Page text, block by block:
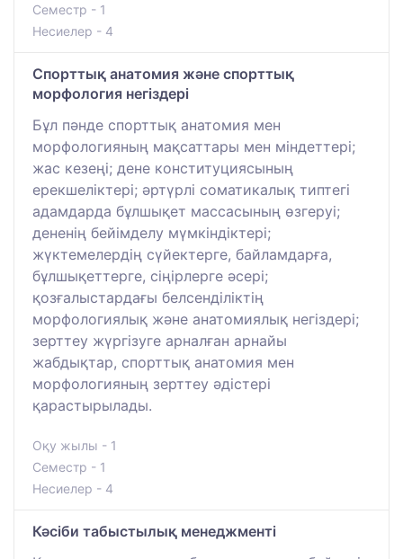
Семестр - 1
Несиелер - 4
Спорттық анатомия және спорттық
морфология негіздері
Бұл пәнде спорттық анатомия мен
морфологияның мақсаттары мен міндеттері;
жас кезеңі; дене конституциясының
ерекшеліктері; әртүрлі соматикалық типтегі
адамдарда бұлшықет массасының өзгеруі;
дененің бейімделу мүмкіндіктері;
жүктемелердің сүйектерге, байламдарға,
бұлшықеттерге, сіңірлерге әсері;
қозғалыстардағы белсенділіктің
морфологиялық және анатомиялық негіздері;
зерттеу жүргізуге арналған арнайы
жабдықтар, спорттық анатомия мен
морфологияның зерттеу әдістері
қарастырылады.
Оқу жылы - 1
Семестр - 1
Несиелер - 4
Кәсіби табыстылық менеджменті